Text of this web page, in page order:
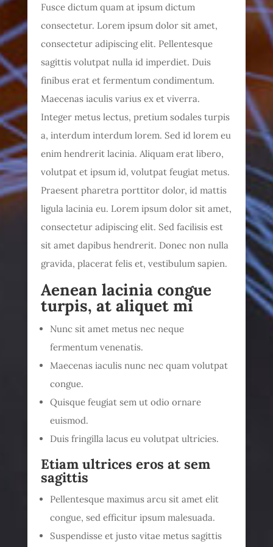
Fusce dictum quam at ipsum dictum
consectetur. Lorem ipsum dolor sit amet,
consectetur adipiscing elit. Pellentesque
sagittis volutpat nulla id imperdiet. Duis
finibus erat et fermentum condimentum.
Maecenas iaculis varius ex et viverra.
Integer metus lectus, pretium sodales turpis
a, interdum interdum lorem. Sed id lorem eu
enim hendrerit lacinia. Aliquam erat libero,
volutpat et ipsum id, volutpat feugiat metus.
Praesent pharetra porttitor dolor, id mattis
ligula lacinia eu. Lorem ipsum dolor sit amet,
consectetur adipiscing elit. Sed facilisis est
sit amet dapibus hendrerit. Donec non nulla
gravida, placerat felis et, vestibulum sapien.
Aenean lacinia congue
turpis, at aliquet mi
Nunc sit amet metus nec neque
fermentum venenatis.
Maecenas iaculis nunc nec quam volutpat
congue.
Quisque feugiat sem ut odio ornare
euismod.
Duis fringilla lacus eu volutpat ultricies.
Etiam ultrices eros at sem
sagittis
Pellentesque maximus arcu sit amet elit
congue, sed efficitur ipsum malesuada.
Suspendisse et justo vitae metus sagittis